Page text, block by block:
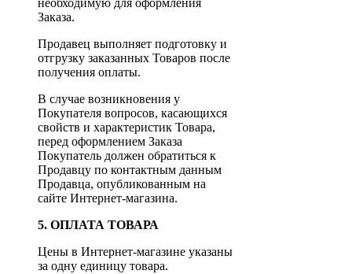
необходимую для оформления
Заказа.
Продавец выполняет подготовку и
отгрузку заказанных Товаров после
получения оплаты.
В случае возникновения у
Покупателя вопросов, касающихся
свойств и характеристик Товара,
перед оформлением Заказа
Покупатель должен обратиться к
Продавцу по контактным данным
Продавца, опубликованным на
сайте Интернет-магазина.
5. ОПЛАТА ТОВАРА
Цены в Интернет-магазине указаны
за одну единицу товара.